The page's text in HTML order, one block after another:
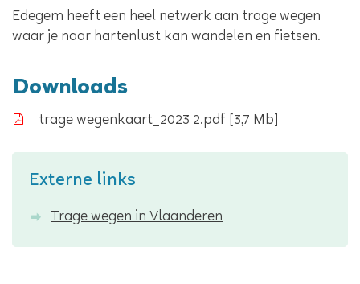
Edegem heeft een heel netwerk aan trage wegen
waar je naar hartenlust kan wandelen en fietsen.
Downloads
trage wegenkaart_2023 2.pdf 3,7 Mb
Externe links
Trage wegen in Vlaanderen